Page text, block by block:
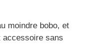
moindre bobo, et
accessoire sans